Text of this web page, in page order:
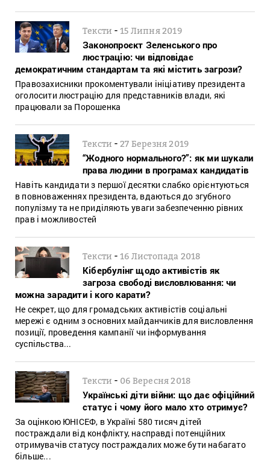
Тексти -15 Липня 2019
Законопроєкт Зеленського про
люстрацію: чи відповідає
демократичним стандартам та які містить загрози?
Правозахисники прокоментували ініціативу президента
оголосити люстрацію для представників влади, які
працювали за Порошенка
Тексти -27 Березня 2019
“Жодного нормального?”: як ми шукали
права людини в програмах кандидатів
Навіть кандидати з першої десятки слабко орієнтуються
в повноваженнях президента, вдаються до згубного
популізму та не приділяють уваги забезпеченню рівних
прав і можливостей
Тексти -16 Листопада 2018
Кібербулінг щодо активістів як
загроза свободі висловлювання: чи
можна зарадити і кого карати?
Не секрет, що для громадських активістів соціальні
мережі є одним з основних майданчиків для висловлення
позиції, проведення кампанії чи інформування
суспільства...
Тексти - 06 Вересня 2018
Українські діти війни: що дає офіційний
статус і чому його мало хто отримує?
За оцінкою ЮНІСЕФ, в Україні 580 тисяч дітей
постраждали від конфлікту, насправді потенційних
отримувачів статусу постраждалих може бути набагато
більше...